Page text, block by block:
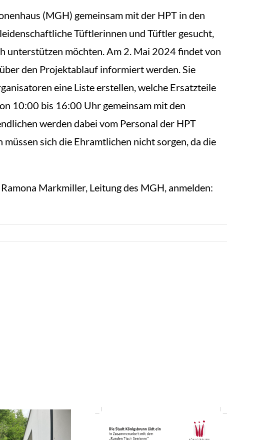
(MGH) gemeinsam mit der HPT in den
Tüftlerinnen und Tüftler gesucht,
unterstützen möchten. Am 2. Mai 2024 findet von
den Projektablauf informiert werden. Sie
eine Liste erstellen, welche Ersatzteile
10:00 bis 16:00 Uhr gemeinsam mit den
werden dabei vom Personal der HPT
sich die Ehramtlichen nicht sorgen, da die
Markmiller, Leitung des MGH, anmelden: